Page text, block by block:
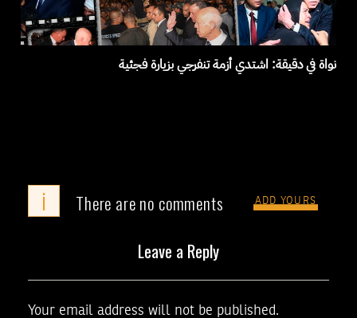
نواة في دقيقة: اشتدي أزمة تنفرجي بزيارة فجئية
i There are no comments ADD YOURS
Leave a Reply
Your email address will not be published.